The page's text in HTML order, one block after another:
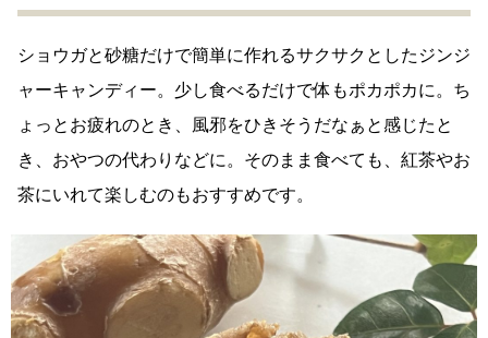
ショウガと砂糖だけで簡単に作れるサクサクとしたジンジ
ャーキャンディー。少し食べるだけで体もポカポカに。ち
ょっとお疲れのとき、風邪をひきそうだなぁと感じたと
き、おやつの代わりなどに。そのまま食べても、紅茶やお
茶にいれて楽しむのもおすすめです。